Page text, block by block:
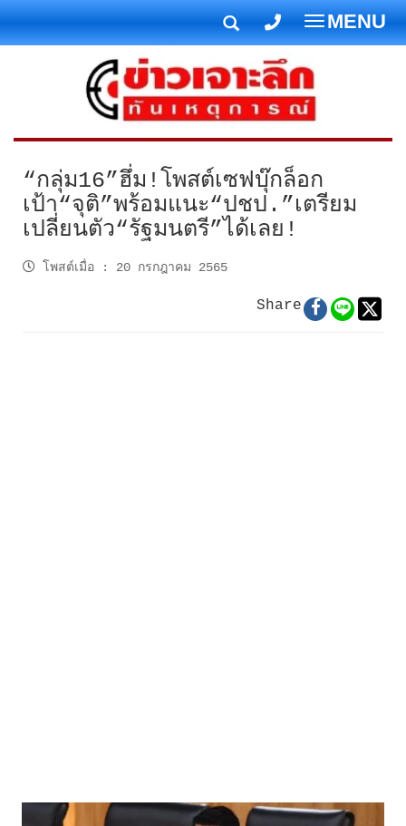
T
o
g
g
l
e
a
v
t
MENU
“กลุ่ม16”ฮึ่ม!โพสต์เซฟบุ๊กล็อก
เป้า“จุติ”พร้อมแนะ“ปชป.”เตรียม
เปลี่ยนตัว“รัฐมนตรี”ได้เลย!
โพสต์เมื่อ : 20 กรกฎาคม 2565
Share